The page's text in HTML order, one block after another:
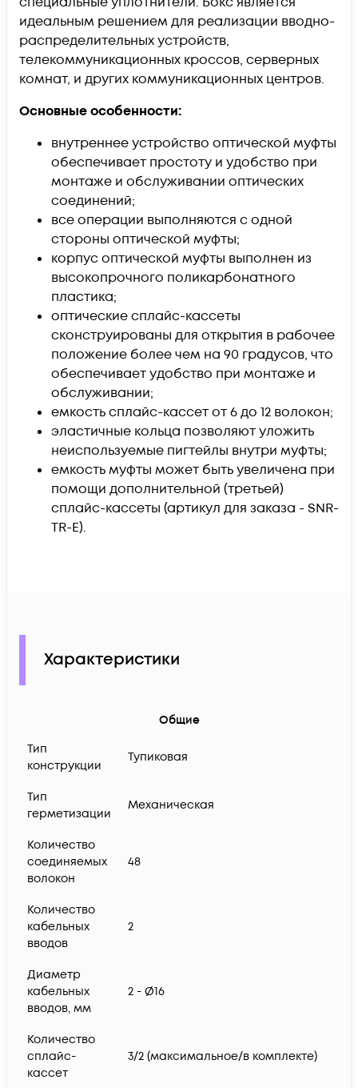
идеальным решением для реализации вводно-
распределительных устройств,
телекоммуникационных кроссов, серверных
комнат, и других коммуникационных центров.
Основные особенности:
внутреннее устройство оптической муфты
обеспечивает простоту и удобство при
монтаже и обслуживании оптических
соединений;
все операции выполняются с одной
стороны оптической муфты;
корпус оптической муфты выполнен из
высокопрочного поликарбонатного
пластика;
оптические сплайс-кассеты
сконструированы для открытия в рабочее
положение более чем на 90 градусов, что
обеспечивает удобство при монтаже и
обслуживании;
емкость сплайс-кассет от 6 до 12 волокон;
эластичные кольца позволяют уложить
неиспользуемые пигтейлы внутри муфты;
емкость муфты может быть увеличена при
помощи дополнительной (третьей)
сплайс-кассеты (артикул для заказа -SNR-
TR-E).
Характеристики
Общие
Тип
конструкции
Тупиковая
Тип
герметизации
Механическая
Количество
соединяемых
волокон
48
Количество
кабельных
вводов
2
Диаметр
кабельных
вводов, мм
2 - Ø16
Количество
сплайс-
кассет
3/2 (максимальное/в комплекте)